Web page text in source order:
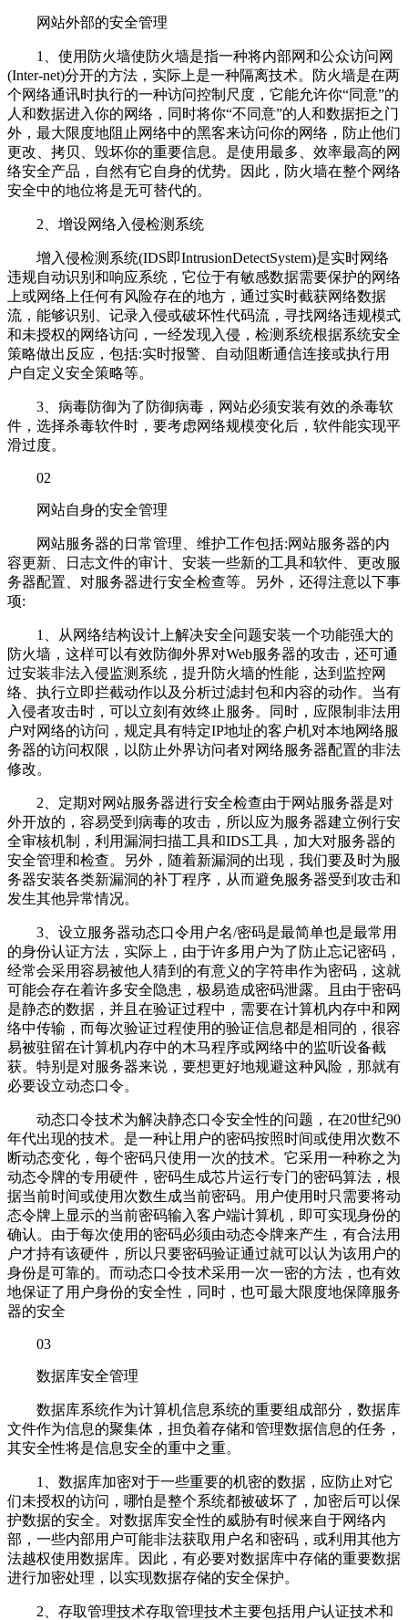
网站外部的安全管理
1、使用防火墙使防火墙是指一种将内部网和公众访问网
(Inter-net)分开的方法，实际上是一种隔离技术。防火墙是在两
个网络通讯时执行的一种访问控制尺度，它能允许你“同意”的
人和数据进入你的网络，同时将你“不同意”的人和数据拒之门
外，最大限度地阻止网络中的黑客来访问你的网络，防止他们
更改、拷贝、毁坏你的重要信息。是使用最多、效率最高的网
络安全产品，自然有它自身的优势。因此，防火墙在整个网络
安全中的地位将是无可替代的。
2、增设网络入侵检测系统
增入侵检测系统(IDS即IntrusionDetectSystem)是实时网络
违规自动识别和响应系统，它位于有敏感数据需要保护的网络
上或网络上任何有风险存在的地方，通过实时截获网络数据
流，能够识别、记录入侵或破坏性代码流，寻找网络违规模式
和未授权的网络访问，一经发现入侵，检测系统根据系统安全
策略做出反应，包括:实时报警、自动阻断通信连接或执行用
户自定义安全策略等。
3、病毒防御为了防御病毒，网站必须安装有效的杀毒软
件，选择杀毒软件时，要考虑网络规模变化后，软件能实现平
滑过度。
02
网站自身的安全管理
网站服务器的日常管理、维护工作包括:网站服务器的内
容更新、日志文件的审计、安装一些新的工具和软件、更改服
务器配置、对服务器进行安全检查等。另外，还得注意以下事
项:
1、从网络结构设计上解决安全问题安装一个功能强大的
防火墙，这样可以有效防御外界对Web服务器的攻击，还可通
过安装非法入侵监测系统，提升防火墙的性能，达到监控网
络、执行立即拦截动作以及分析过滤封包和内容的动作。当有
入侵者攻击时，可以立刻有效终止服务。同时，应限制非法用
户对网络的访问，规定具有特定IP地址的客户机对本地网络服
务器的访问权限，以防止外界访问者对网络服务器配置的非法
修改。
2、定期对网站服务器进行安全检查由于网站服务器是对
外开放的，容易受到病毒的攻击，所以应为服务器建立例行安
全审核机制，利用漏洞扫描工具和IDS工具，加大对服务器的
安全管理和检查。另外，随着新漏洞的出现，我们要及时为服
务器安装各类新漏洞的补丁程序，从而避免服务器受到攻击和
发生其他异常情况。
3、设立服务器动态口令用户名/密码是最简单也是最常用
的身份认证方法，实际上，由于许多用户为了防止忘记密码，
经常会采用容易被他人猜到的有意义的字符串作为密码，这就
可能会存在着许多安全隐患，极易造成密码泄露。且由于密码
是静态的数据，并且在验证过程中，需要在计算机内存中和网
络中传输，而每次验证过程使用的验证信息都是相同的，很容
易被驻留在计算机内存中的木马程序或网络中的监听设备截
获。特别是对服务器来说，要想更好地规避这种风险，那就有
必要设立动态口令。
动态口令技术为解决静态口令安全性的问题，在20世纪90
年代出现的技术。是一种让用户的密码按照时间或使用次数不
断动态变化，每个密码只使用一次的技术。它采用一种称之为
动态令牌的专用硬件，密码生成芯片运行专门的密码算法，根
据当前时间或使用次数生成当前密码。用户使用时只需要将动
态令牌上显示的当前密码输入客户端计算机，即可实现身份的
确认。由于每次使用的密码必须由动态令牌来产生，有合法用
户才持有该硬件，所以只要密码验证通过就可以认为该用户的
身份是可靠的。而动态口令技术采用一次一密的方法，也有效
地保证了用户身份的安全性，同时，也可最大限度地保障服务
器的安全
03
数据库安全管理
数据库系统作为计算机信息系统的重要组成部分，数据库
文件作为信息的聚集体，担负着存储和管理数据信息的任务，
其安全性将是信息安全的重中之重。
1、数据库加密对于一些重要的机密的数据，应防止对它
们未授权的访问，哪怕是整个系统都被破坏了，加密后可以保
护数据的安全。对数据库安全性的威胁有时候来自于网络内
部，一些内部用户可能非法获取用户名和密码，或利用其他方
法越权使用数据库。因此，有必要对数据库中存储的重要数据
进行加密处理，以实现数据存储的安全保护。
2、存取管理技术存取管理技术主要包括用户认证技术和